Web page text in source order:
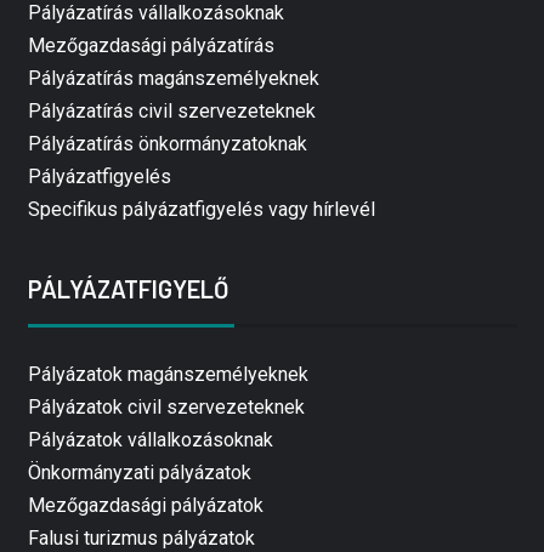
Pályázatírás vállalkozásoknak
Mezőgazdasági pályázatírás
Pályázatírás magánszemélyeknek
Pályázatírás civil szervezeteknek
Pályázatírás önkormányzatoknak
Pályázatfigyelés
Specifikus pályázatfigyelés vagy hírlevél
PÁLYÁZATFIGYELŐ
Pályázatok magánszemélyeknek
Pályázatok civil szervezeteknek
Pályázatok vállalkozásoknak
Önkormányzati pályázatok
Mezőgazdasági pályázatok
Falusi turizmus pályázatok